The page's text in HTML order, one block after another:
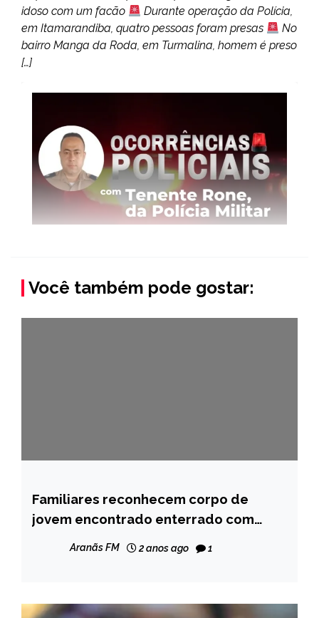
idoso com um facão
Durante operação da Polícia,
em Itamarandiba, quatro pessoas foram presas
No
bairro Manga da Roda, em Turmalina, homem é preso
[…]
Você também pode gostar:
MINAS
GERAIS
NOTÍCIAS
Familiares reconhecem corpo de
jovem encontrado enterrado com
Aranãs FM 2 anos ago 1